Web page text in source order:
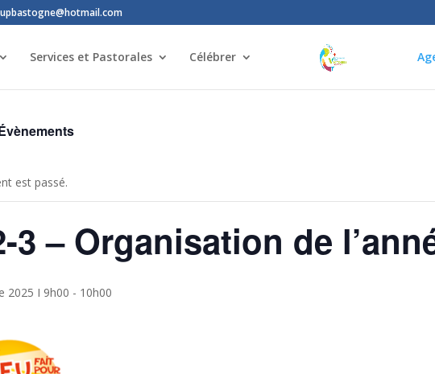
upbastogne@hotmail.com
Services et Pastorales Célébrer
est passé.
3 – Organisation de
2025 I 9h00 - 10h00